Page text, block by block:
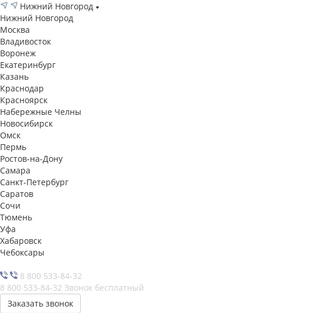
Нижний Новгород
Нижний Новгород
Москва
Владивосток
Воронеж
Екатеринбург
Казань
Краснодар
Красноярск
Набережные Челны
Новосибирск
Омск
Пермь
Ростов-на-Дону
Самара
Санкт-Петербург
Саратов
Сочи
Тюмень
Уфа
Хабаровск
Чебоксары
8 800 533-84-32
8 800 533-84-32 Звонок бесплатный
Заказать звонок